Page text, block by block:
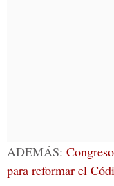
ADEMÁS:
para reformar el